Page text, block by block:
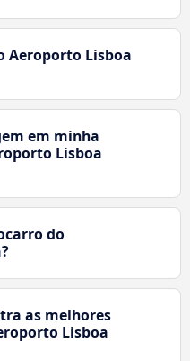
Aeroporto Lisboa
em minha
Lisboa
do
as melhores
Lisboa